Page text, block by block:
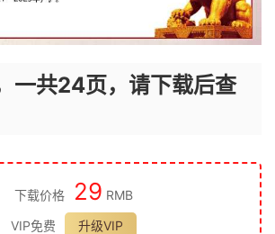
一共24页，请下载后查
下载价格 29 RMB
VIP免费
升级VIP